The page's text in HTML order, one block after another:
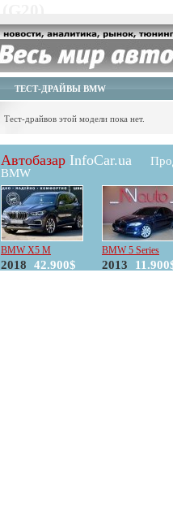
ТЕСТ-ДРАЙВЫ BMW
Тест-драйвов этой модели пока нет.
Автобазар InfoCar.ua
BMW
BMW X5 M
2018 42.900$
BMW 5 Series
2013